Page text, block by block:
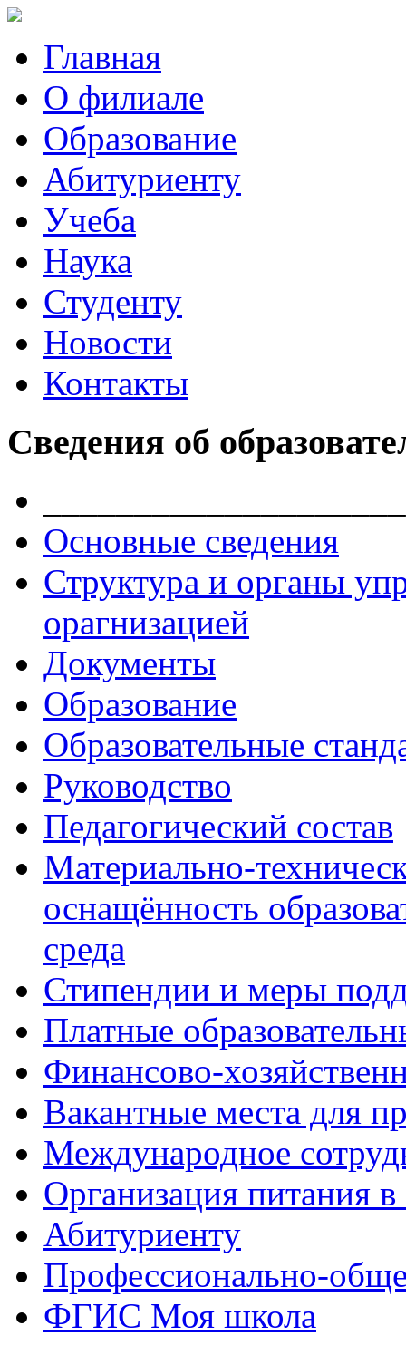
Главная
О филиале
Образование
Абитуриенту
Учеба
Наука
Студенту
Новости
Контакты
Сведения об
Основные сведения
Структура и органы
орагнизацией
Документы
Образование
Образовательные
Руководство
Педагогический состав
Материально-
оснащённость
среда
Стипендии и меры
Платные
Финансово-
Вакантные места для
Международное
Организация питания в
Абитуриенту
Профессионально-
ФГИС Моя школа